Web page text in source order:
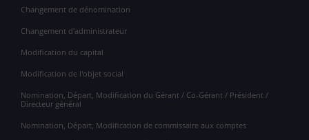
Changement de dénomination
Changement d'administrateur
Modification du capital
Modification de l'objet social
Nomination, Départ, Modification du Gérant / Co-Gérant / Président /
Directeur général
Nomination, Départ, Modification de commissaire aux comptes